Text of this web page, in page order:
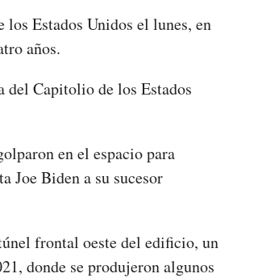
Estados Unidos el lunes, en
años.
del Capitolio de los Estados
en el espacio para
Joe Biden a su sucesor
frontal oeste del edificio, un
donde se produjeron algunos